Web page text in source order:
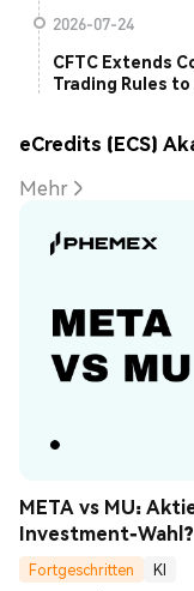
2026-07-24
CFTC Extends
Trading Rules
eCredits (ECS)
Mehr
META vs MU:
Investment-Wahl?
Fortgeschritten
KI